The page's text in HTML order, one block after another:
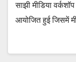
साझी मीडिया
आयोजित हुई जिसमें